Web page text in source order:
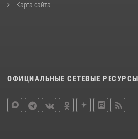
Карта сайта
ОФИЦИАЛЬНЫЕ СЕТЕВЫЕ РЕСУРСЫ